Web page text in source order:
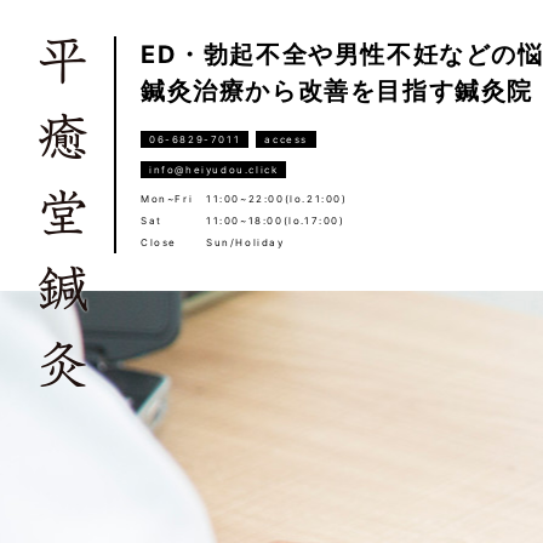
ED・勃起不全や男性不妊などの
鍼灸治療から改善を目指す鍼灸院
06-6829-7011 access
info@heiyudou.click
Mon~Fri
11:00~22:00(lo.21:00)
Sat
11:00~18:00(lo.17:00)
Close
Sun/Holiday